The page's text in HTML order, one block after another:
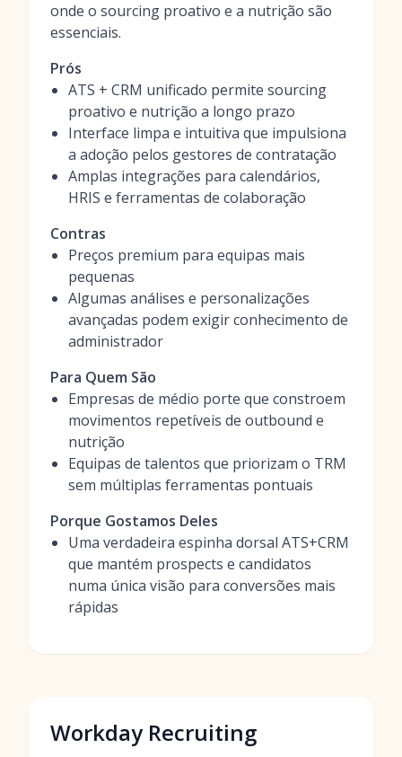
onde o sourcing proativo e a nutrição são
essenciais.
Prós
ATS + CRM unificado permite sourcing
proativo e nutrição a longo prazo
Interface limpa e intuitiva que impulsiona
a adoção pelos gestores de contratação
Amplas integrações para calendários,
HRIS e ferramentas de colaboração
Contras
Preços premium para equipas mais
pequenas
Algumas análises e personalizações
avançadas podem exigir conhecimento de
administrador
Para Quem São
Empresas de médio porte que constroem
movimentos repetíveis de outbound e
nutrição
Equipas de talentos que priorizam o TRM
sem múltiplas ferramentas pontuais
Porque Gostamos Deles
Uma verdadeira espinha dorsal ATS+CRM
que mantém prospects e candidatos
numa única visão para conversões mais
rápidas
Workday Recruiting